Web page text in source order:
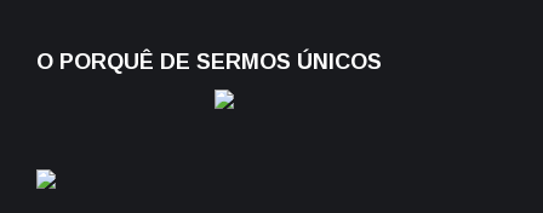
O PORQUÊ DE SERMOS ÚNICOS